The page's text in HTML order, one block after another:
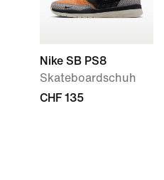
Nike SB PS8
Skateboardschuh
CHF 135